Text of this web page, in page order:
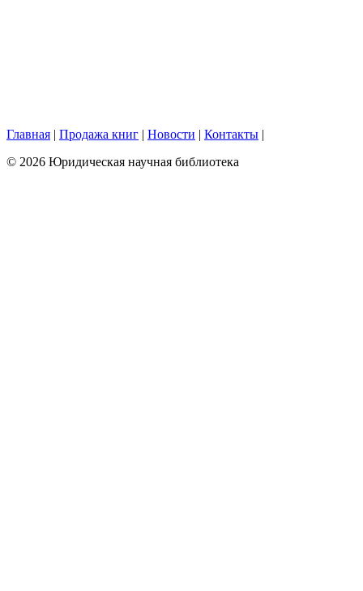
Главная | Продажа книг | Новости | Контакты |
© 2026 Юридическая научная библиотека